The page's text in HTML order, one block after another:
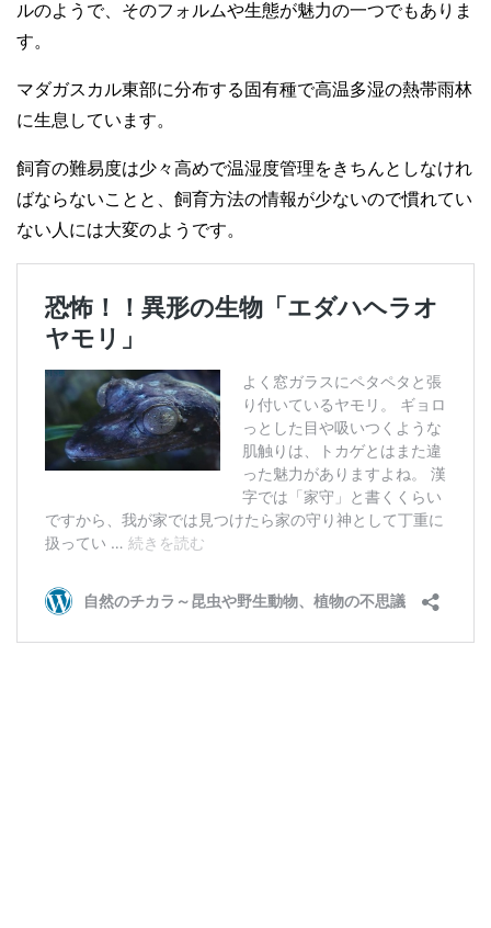
ルのようで、そのフォルムや生態が魅力の一つでもありま
す。
マダガスカル東部に分布する固有種で高温多湿の熱帯雨林
に生息しています。
飼育の難易度は少々高めで温湿度管理をきちんとしなけれ
ばならないことと、飼育方法の情報が少ないので慣れてい
ない人には大変のようです。